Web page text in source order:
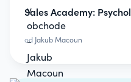
Sales Academy:
od Jakub Macoun